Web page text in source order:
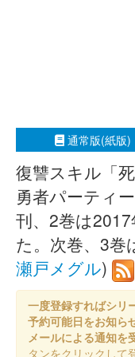
通常版(紙版)
復讐スキル「
勇者パーティ
刊、2巻は
た。次巻、3巻
瀬戸メグル)
一度登録すればシリ
予約可能日をお知ら
メールによる通知を
タンをクリックして